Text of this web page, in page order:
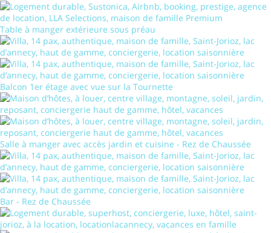
Table à manger extérieure sous préau
Balcon 1er étage avec vue sur la Tournette
Salle à manger avec accès jardin et cuisine - Rez de Chaussée
Bar - Rez de Chaussée